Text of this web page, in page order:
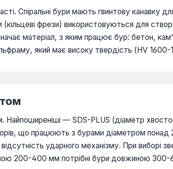
Спіральні бури мають гвинтову канавку
(кільцеві фрези) використовуються для
матеріал, з яким працює бур: бетон,
який має високу твердість (HV 1600-
Найпоширеніші — SDS-PLUS (діаметр
що працюють з бурами діаметром понад
ударного механізму. При виборі
200-400 мм потрібні бури довжиною